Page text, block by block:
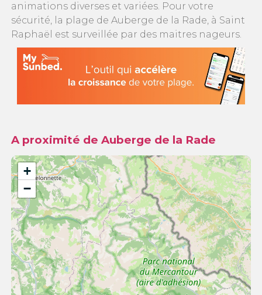
animations diverses et variées. Pour votre
sécurité, la plage de Auberge de la Rade, à Saint
Raphaël est surveillée par des maitres nageurs.
A proximité de Auberge de la Rade
+
−